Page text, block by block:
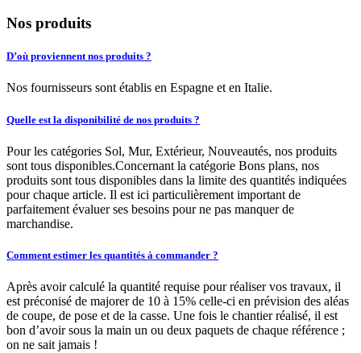
Nos produits
D’où proviennent nos produits ?
Nos fournisseurs sont établis en Espagne et en Italie.
Quelle est la disponibilité de nos produits ?
Pour les catégories Sol, Mur, Extérieur, Nouveautés, nos produits
sont tous disponibles.Concernant la catégorie Bons plans, nos
produits sont tous disponibles dans la limite des quantités indiquées
pour chaque article. Il est ici particulièrement important de
parfaitement évaluer ses besoins pour ne pas manquer de
marchandise.
Comment estimer les quantités à commander ?
Après avoir calculé la quantité requise pour réaliser vos travaux, il
est préconisé de majorer de 10 à 15% celle-ci en prévision des aléas
de coupe, de pose et de la casse. Une fois le chantier réalisé, il est
bon d’avoir sous la main un ou deux paquets de chaque référence ;
on ne sait jamais !